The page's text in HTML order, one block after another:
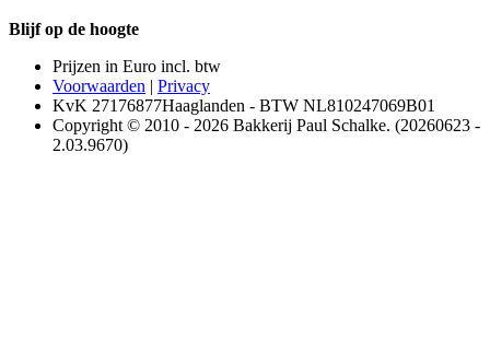
Blijf op de hoogte
Prijzen in Euro incl. btw
Voorwaarden | Privacy
KvK 27176877Haaglanden - BTW NL810247069B01
Copyright © 2010 - 2026 Bakkerij Paul Schalke. (20260623 -
2.03.9670)